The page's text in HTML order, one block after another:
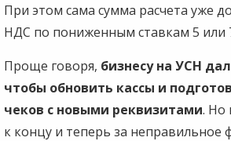
При этом сама сумма расчета уже
НДС по пониженным ставкам 5 или
Проще говоря, бизнесу на УСН
чтобы обновить кассы и
чеков с новыми реквизитами. Но
к концу и теперь за неправильное